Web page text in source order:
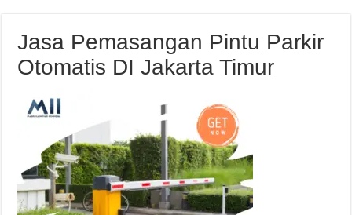
Jasa Pemasangan Pintu Parkir
Otomatis DI Jakarta Timur